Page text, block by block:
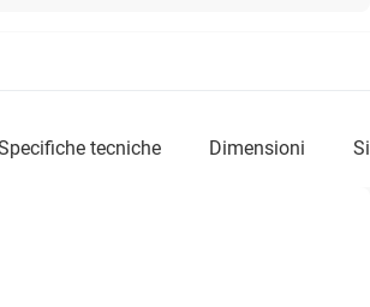
specifiche tecniche dimensioni